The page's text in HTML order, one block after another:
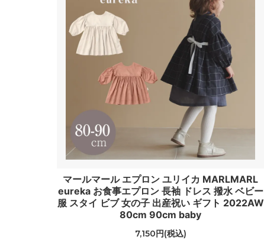
マールマール エプロン ユリイカ MARLMARL
eureka お食事エプロン 長袖 ドレス 撥水 ベビー
服 スタイ ビブ 女の子 出産祝い ギフト 2022AW
80cm 90cm baby
7,150円(税込)